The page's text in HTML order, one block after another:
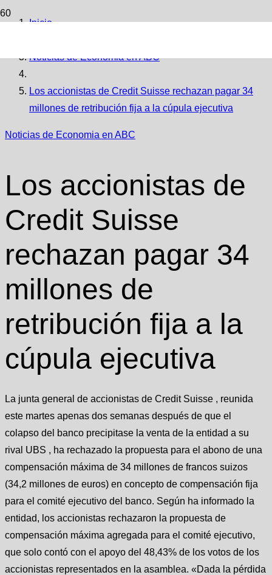
Inicio
Noticias de Economia en ABC
Los accionistas de Credit Suisse rechazan pagar 34
millones de retribución fija a la cúpula ejecutiva
Noticias de Economia en ABC
Los accionistas de
Credit Suisse
rechazan pagar 34
millones de
retribución fija a la
cúpula ejecutiva
La junta general de accionistas de Credit Suisse , reunida
este martes apenas dos semanas después de que el
colapso del banco precipitase la venta de la entidad a su
rival UBS , ha rechazado la propuesta para el abono de una
compensación máxima de 34 millones de francos suizos
(34,2 millones de euros) en concepto de compensación fija
para el comité ejecutivo del banco. Según ha informado la
entidad, los accionistas rechazaron la propuesta de
compensación máxima agregada para el comité ejecutivo,
que solo contó con el apoyo del 48,43% de los votos de los
accionistas representados en la asamblea. «Dada la pérdida